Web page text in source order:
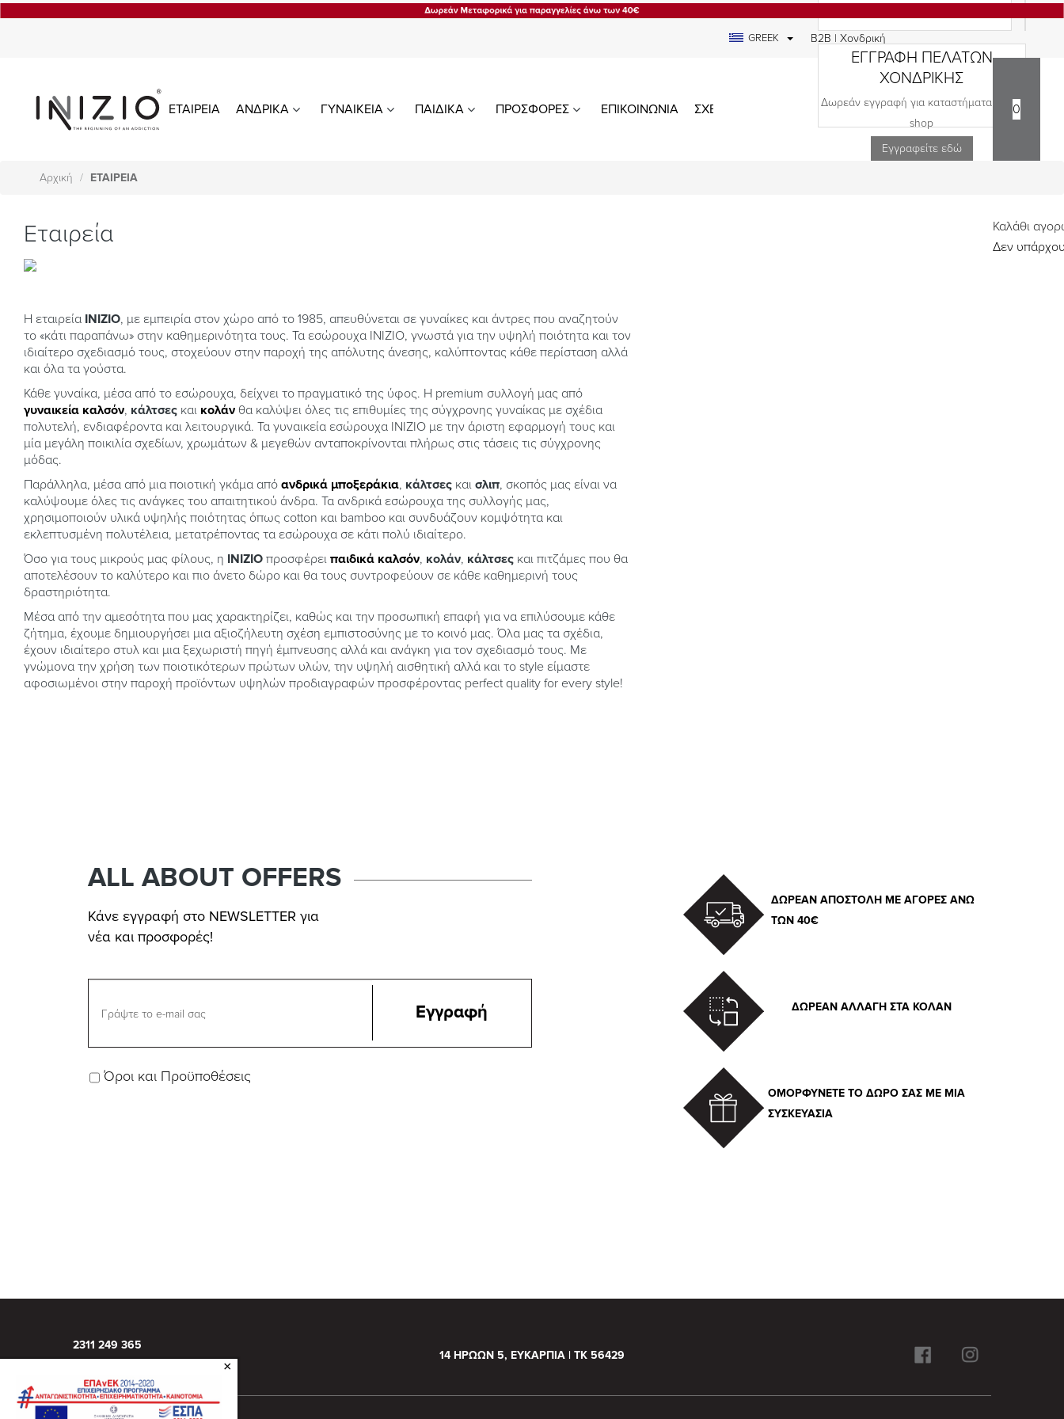
GREEK B2B | Χονδρική
ΕΤΑΙΡΕΙΑ ΑΝΔΡΙΚΑ ΓΥΝΑΙΚΕΙΑ ΠΑΙΔΙΚΑ ΠΡΟΣΦΟΡΕΣ ΕΠΙΚΟΙΝΩΝΙΑ ΣΧΕΔΙΑ
ΕΓΓΡΑΦΗ ΠΕΛΑΤΩΝ
ΧΟΝΔΡΙΚΗΣ
Δωρεάν εγγραφή για καταστήματα και e-
shop
Εγγραφείτε εδώ
0
Καλάθι
Δεν
Αρχική ΕΤΑΙΡΕΙΑ
Εταιρεία
Η εταιρεία INIZIO, με εμπειρία στον χώρο από το 1985, απευθύνεται σε γυναίκες και άντρες που αναζητούν
το «κάτι παραπάνω» στην καθημερινότητα τους. Τα εσώρουχα INIZIO, γνωστά για την υψηλή ποιότητα και τον
ιδιαίτερο σχεδιασμό τους, στοχεύουν στην παροχή της απόλυτης άνεσης, καλύπτοντας κάθε περίσταση αλλά
και όλα τα γούστα.
Κάθε γυναίκα, μέσα από το εσώρουχα, δείχνει το πραγματικό της ύφος. Η premium συλλογή μας από
γυναικεία καλσόν, κάλτσες και κολάν θα καλύψει όλες τις επιθυμίες της σύγχρονης γυναίκας με σχέδια
πολυτελή, ενδιαφέροντα και λειτουργικά. Τα γυναικεία εσώρουχα INIZIO με την άριστη εφαρμογή τους και
μία μεγάλη ποικιλία σχεδίων, χρωμάτων & μεγεθών ανταποκρίνονται πλήρως στις τάσεις τις σύγχρονης
μόδας.
Παράλληλα, μέσα από μια ποιοτική γκάμα από ανδρικά μποξεράκια, κάλτσες και σλιπ, σκοπός μας είναι να
καλύψουμε όλες τις ανάγκες του απαιτητικού άνδρα. Τα ανδρικά εσώρουχα της συλλογής μας,
χρησιμοποιούν υλικά υψηλής ποιότητας όπως cotton και bamboo και συνδυάζουν κομψότητα και
εκλεπτυσμένη πολυτέλεια, μετατρέποντας τα εσώρουχα σε κάτι πολύ ιδιαίτερο.
Όσο για τους μικρούς μας φίλους, η INIZIO προσφέρει παιδικά καλσόν, κολάν, κάλτσες και πιτζάμες που θα
αποτελέσουν το καλύτερο και πιο άνετο δώρο και θα τους συντροφεύουν σε κάθε καθημερινή τους
δραστηριότητα.
Μέσα από την αμεσότητα που μας χαρακτηρίζει, καθώς και την προσωπική επαφή για να επιλύσουμε κάθε
ζήτημα, έχουμε δημιουργήσει μια αξιοζήλευτη σχέση εμπιστοσύνης με το κοινό μας. Όλα μας τα σχέδια,
έχουν ιδιαίτερο στυλ και μια ξεχωριστή πηγή έμπνευσης αλλά και ανάγκη για τον σχεδιασμό τους. Με
γνώμονα την χρήση των ποιοτικότερων πρώτων υλών, την υψηλή αισθητική αλλά και το style είμαστε
αφοσιωμένοι στην παροχή προϊόντων υψηλών προδιαγραφών προσφέροντας perfect quality for every style!
ALL ABOUT OFFERS
Κάνε εγγραφή στο NEWSLETTER για
νέα και προσφορές!
Όροι και Προϋποθέσεις
ΔΩΡΕΑΝ ΑΠΟΣΤΟΛΗ ΜΕ ΑΓΟΡΕΣ ΑΝΩ
ΤΩΝ 40€
ΔΩΡΕΑΝ ΑΛΛΑΓΗ ΣΤΑ ΚΟΛΑΝ
ΟΜΟΡΦΥΝΕΤΕ ΤΟ ΔΩΡΟ ΣΑΣ ΜΕ ΜΙΑ
ΣΥΣΚΕΥΑΣΙΑ
2311 249 365
14 ΗΡΩΩΝ 5, ΕΥΚΑΡΠΙΑ | ΤΚ 56429
×